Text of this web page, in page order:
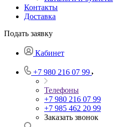
Контакты
Доставка
Подать заявку
Кабинет
+7 980 216 07 99
Телефоны
+7 980 216 07 99
+7 985 462 20 99
Заказать звонок